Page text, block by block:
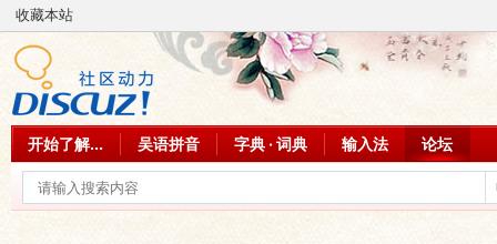
收藏本站
开始了解... 吴语拼音 字典 · 词典 输入法 论坛